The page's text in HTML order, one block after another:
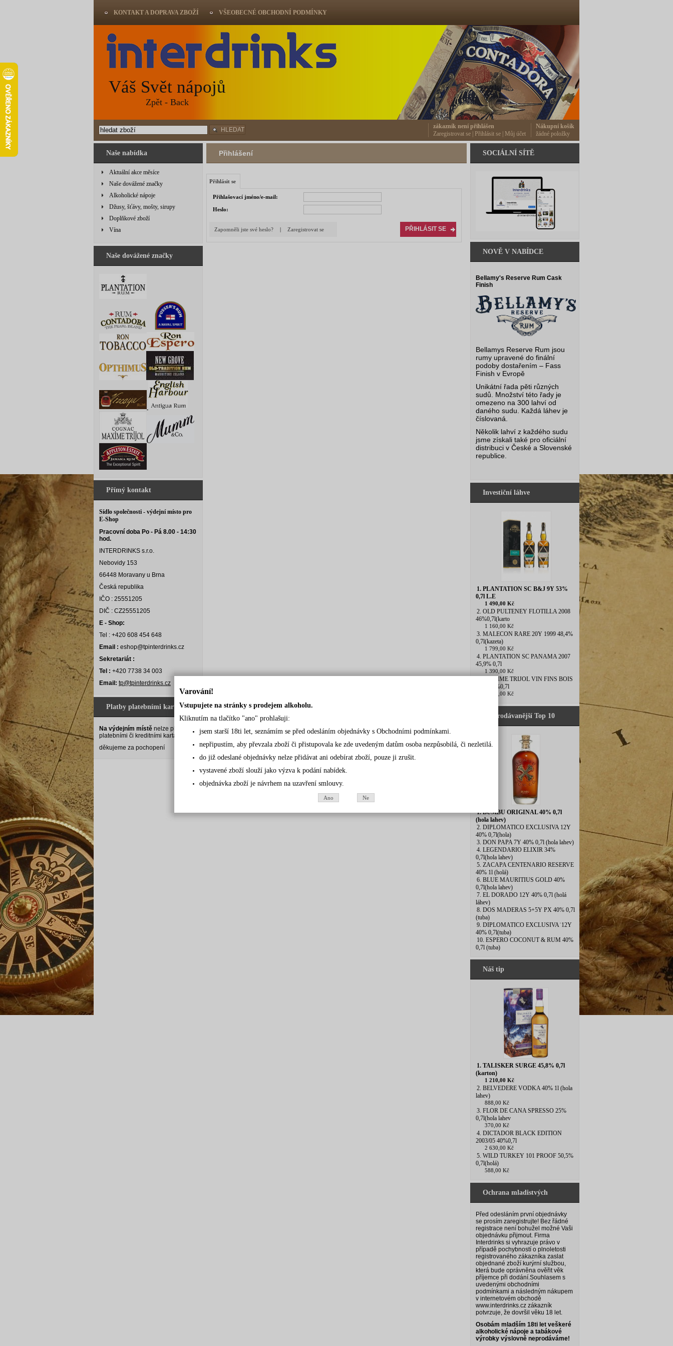
Naše nabídka
Aktuální akce měsíce
Naše dovážené značky
Alkoholické nápoje
Džusy, šťávy, mošty, sirupy
Doplňkové zboží
Vína
Naše dovážené značky
Přímý kontakt
Sídlo společnosti - výdejní místo pro
E-Shop
Pracovní doba Po - Pá 8.00 - 14:30
hod.
INTERDRINKS s.r.o.
Nebovidy 153
66448 Moravany u Brna
Česká republika
IČO : 25551205
DIČ : CZ25551205
E - Shop:
Tel : +420 608 454 648
Email : eshop@tpinterdrinks.cz
Sekretariát :
Tel : +420 7738 34 003
Email: tp@tpinterdrinks.cz
Platby platebními kartami
Na výdejním místě nelze platit
platebními či kreditními kartami.
děkujeme za pochopení
Přihlášení
Přihlásit se
Přihlašovací jméno/e-mail:
Heslo:
Zapomněli jste své heslo? | Zaregistrovat se PŘIHLÁSIT SE
SOCIÁLNÍ SÍTĚ
NOVĚ V NABÍDCE
Bellamy's Reserve Rum Cask
Finish
Bellamys Reserve Rum jsou
rumy upravené do finální
podoby dostařením – Fass
Finish v Evropě
Unikátní řada pěti různých
sudů. Množství této řady je
omezeno na 300 lahví od
daného sudu. Každá láhev je
číslovaná.
Několik lahví z každého sudu
jsme získali také pro oficiální
distribuci v České a Slovenské
republice.
Investiční láhve
1. PLANTATION SC B&J 9Y 53%
0,7l L.E
1 490,00 Kč
2. OLD PULTENEY FLOTILLA 2008
46%0,7l(karto
1 160,00 Kč
3. MALECON RARE 20Y 1999 48,4%
0,7l(kazeta)
1 799,00 Kč
4. PLANTATION SC PANAMA 2007
45,9% 0,7l
1 390,00 Kč
5. MAXIME TRIJOL VIN FINS BOIS
1976 40%0,7l
3 240,00 Kč
Nejprodávanější Top 10
1. BUMBU ORIGINAL 40% 0,7l
(hola lahev)
2. DIPLOMATICO EXCLUSIVA 12Y
40% 0,7l(hola)
3. DON PAPA 7Y 40% 0,7l (hola lahev)
4. LEGENDARIO ELIXIR 34%
0,7l(hola lahev)
5. ZACAPA CENTENARIO RESERVE
40% 1l (holá)
6. BLUE MAURITIUS GOLD 40%
0,7l(hola lahev)
7. EL DORADO 12Y 40% 0,7l (holá
láhev)
8. DOS MADERAS 5+5Y PX 40% 0,7l
(tuba)
9. DIPLOMATICO EXCLUSIVA˙12Y
40% 0,7l(tuba)
10. ESPERO COCONUT & RUM 40%
0,7l (tuba)
Náš tip
1. TALISKER SURGE 45,8% 0,7l
(karton)
1 210,00 Kč
2. BELVEDERE VODKA 40% 1l (hola
lahev)
888,00 Kč
3. FLOR DE CANA SPRESSO 25%
0,7l(hola lahev
370,00 Kč
4. DICTADOR BLACK EDITION
2003/05 40%0,7l
2 630,00 Kč
5. WILD TURKEY 101 PROOF 50,5%
0,7l(holá)
588,00 Kč
Ochrana mladistvých
Před odesláním první objednávky
se prosím zaregistrujte! Bez řádné
registrace není bohužel možné Vaši
objednávku přijmout. Firma
Interdrinks si vyhrazuje právo v
případě pochybností o plnoletosti
registrovaného zákazníka zaslat
objednané zboží kurýrní službou,
která bude oprávněna ověřit věk
příjemce při dodání.Souhlasem s
uvedenými obchodními
podmínkami a následným nákupem
v internetovém obchodě
www.interdrinks.cz zákazník
potvrzuje, že dovršil věku 18 let.
Osobám mladším 18ti let veškeré
alkoholické nápoje a tabákové
výrobky výslovně neprodáváme!
KONTAKT A DOPRAVA ZBOŽÍ VŠEOBECNÉ OBCHODNÍ PODMÍNKY
Váš Svět nápojů
Zpět - Back
HLEDAT
Nákupní košík
žádné položky
zákazník není přihlášen
Zaregistrovat se
Přihlásit se Můj účet
Varování!
Vstupujete na stránky s prodejem alkoholu.
Kliknutím na tlačítko "ano" prohlašuji:
jsem starší 18ti let, seznámím se před odesláním objednávky s Obchodními podmínkami.
nepřipustím, aby převzala zboží či přistupovala ke zde uvedeným datům osoba nezpůsobilá, či nezletilá.
do již odeslané objednávky nelze přidávat ani odebírat zboží, pouze ji zrušit.
vystavené zboží slouží jako výzva k podání nabídek.
objednávka zboží je návrhem na uzavření smlouvy.
Ano Ne